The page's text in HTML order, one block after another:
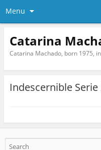
Menu
Catarina
Catarina Machado, born 1975,
Indescernible Serie